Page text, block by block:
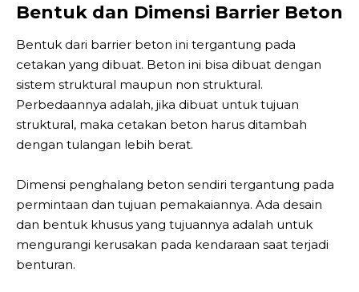
Bentuk dan Dimensi Barrier Beton
Bentuk dari barrier beton ini tergantung pada
cetakan yang dibuat. Beton ini bisa dibuat dengan
sistem struktural maupun non struktural.
Perbedaannya adalah, jika dibuat untuk tujuan
struktural, maka cetakan beton harus ditambah
dengan tulangan lebih berat.
Dimensi penghalang beton sendiri tergantung pada
permintaan dan tujuan pemakaiannya. Ada desain
dan bentuk khusus yang tujuannya adalah untuk
mengurangi kerusakan pada kendaraan saat terjadi
benturan.